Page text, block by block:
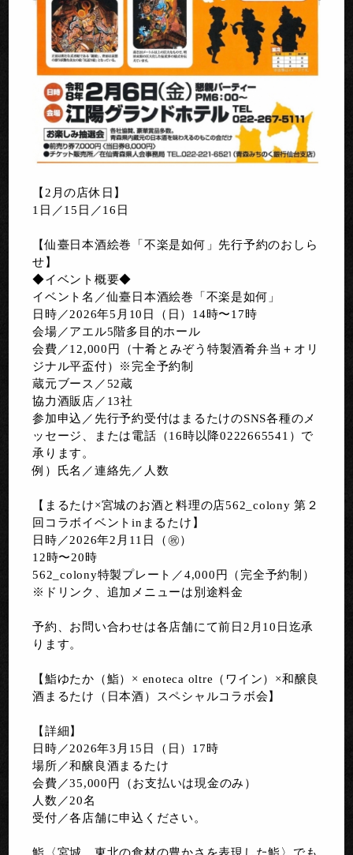
【2月の店休日】
1日／15日／16日
【仙臺日本酒絵巻「不楽是如何」先行予約のおしら
せ】
◆イベント概要◆
イベント名／仙臺日本酒絵巻「不楽是如何」
日時／2026年5月10日（日）14時〜17時
会場／アエル5階多目的ホール
会費／12,000円（十肴とみぞう特製酒肴弁当＋オリ
ジナル平盃付）※完全予約制
蔵元ブース／52蔵
協力酒販店／13社
参加申込／先行予約受付はまるたけのSNS各種のメ
ッセージ、または電話（16時以降0222665541）で
承ります。
例）氏名／連絡先／人数
【まるたけ×宮城のお酒と料理の店562_colony 第２
回コラボイベントinまるたけ】
日時／2026年2月11日（㊗️）
12時〜20時
562_colony特製プレート／4,000円（完全予約制）
※ドリンク、追加メニューは別途料金
予約、お問い合わせは各店舗にて前日2月10日迄承
ります。
【鮨ゆたか（鮨）× enoteca oltre（ワイン）×和醸良
酒まるたけ（日本酒）スペシャルコラボ会】
【詳細】
日時／2026年3月15日（日）17時
場所／和醸良酒まるたけ
会費／35,000円（お支払いは現金のみ）
人数／20名
受付／各店舗に申込ください。